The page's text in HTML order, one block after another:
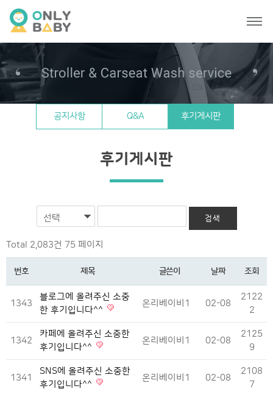
공지사항 Q&A 후기게시판
후기게시판
선택
Total 2,083건 75 페이지
번호 제목 글쓴이 날짜 조회
1343
블로그에 올려주신 소중
한 후기입니다^^
온리베이비1 02-08
2122
2
1342
카페에 올려주신 소중한
후기입니다^^
온리베이비1 02-08
2125
9
1341
SNS에 올려주신 소중한
후기입니다^^
온리베이비1 02-08
2108
7